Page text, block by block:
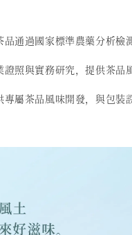
通過國家標準農藥分析檢測
照與實務研究，提供茶品
屬茶品風味開發，與包裝